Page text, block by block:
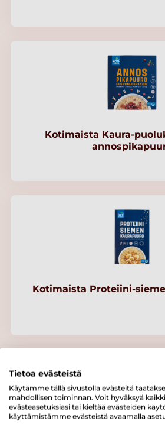
Kotimaista Kaura-
Kotimaista Proteiini-
Tietoa evästeistä
Käytämme tällä sivustolla evästeitä
mahdollisen toiminnan. Voit hyväksyä
evästeasetuksiasi tai kieltää evästeiden
käyttämistämme evästeistä avaamalla